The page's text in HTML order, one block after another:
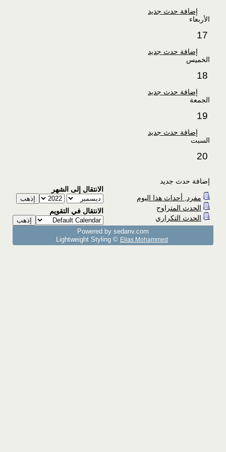
إضافة حدث جديد
الأربعاء
17
إضافة حدث جديد
الخميس
18
إضافة حدث جديد
الجمعة
19
إضافة حدث جديد
السبت
20
إضافة حدث جديد
مفرد, أحداث هذا اليوم
الحدث المتراوح
الحدث التكراري
الانتقال إلى الشهر
الانتقال في التقويم
Powered by sedany.com
Lightweight Styling © Elias Mohammed